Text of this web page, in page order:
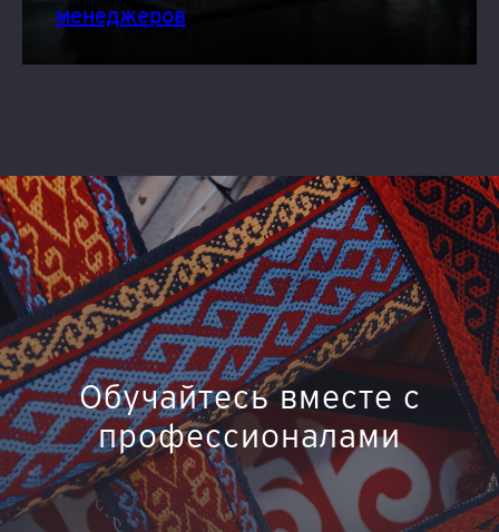
менеджеров
Обучайтесь вместе с
профессионалами